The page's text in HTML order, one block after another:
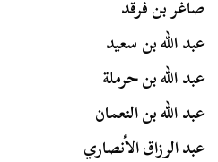
صاغر بن فرقد
عبد الله بن سعيد
عبد الله بن حرملة
عبد الله بن النعمان
عبد الرزاق الأنصاري